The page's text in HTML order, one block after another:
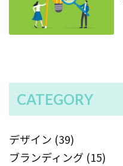
CATEGORY
デザイン (39)
ブランディング (15)